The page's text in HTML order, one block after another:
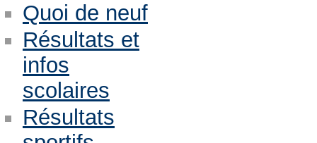
Quoi de neuf
Résultats et
infos
scolaires
Résultats